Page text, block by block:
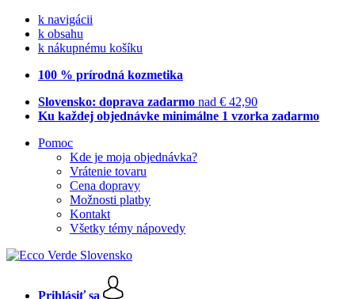
k navigácii
k obsahu
k nákupnému košíku
100 % prírodná kozmetika
Slovensko: doprava zadarmo nad € 42,90
Ku každej objednávke minimálne 1 vzorka zadarmo
Pomoc
Kde je moja objednávka?
Vrátenie tovaru
Cena dopravy
Možnosti platby
Kontakt
Všetky témy nápovedy
Prihlásiť sa